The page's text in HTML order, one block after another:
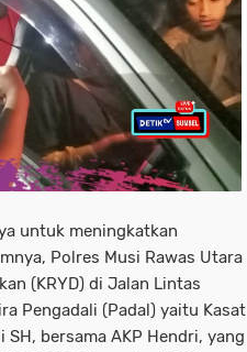
untuk meningkatkan
Polres Musi Rawas Utara
(KRYD) di Jalan Lintas
Pengadali (Padal) yaitu Kasat
bersama AKP Hendri, yang